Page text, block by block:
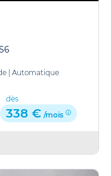
Automatique
dès
338 € /mois